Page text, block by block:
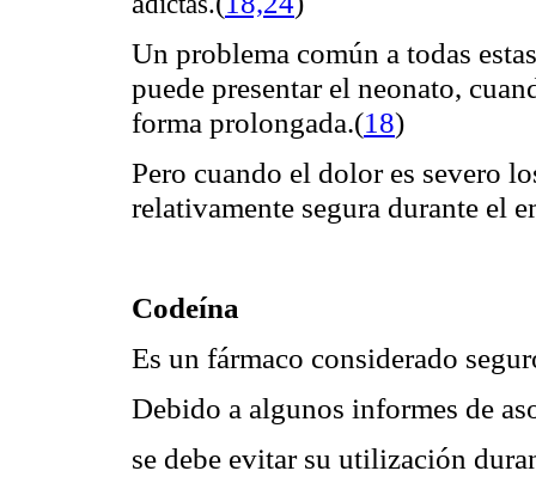
Un problema común a todas
puede presentar el neonato,
forma prolongada.(18)
Pero cuando el dolor es severo
relativamente segura durante el
Codeína
Es un fármaco considerado
Debido a algunos informes de
se debe evitar su utilización